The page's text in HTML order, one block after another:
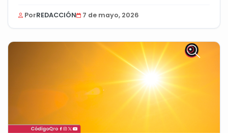
PorREDACCIÓN 7 de mayo, 2026